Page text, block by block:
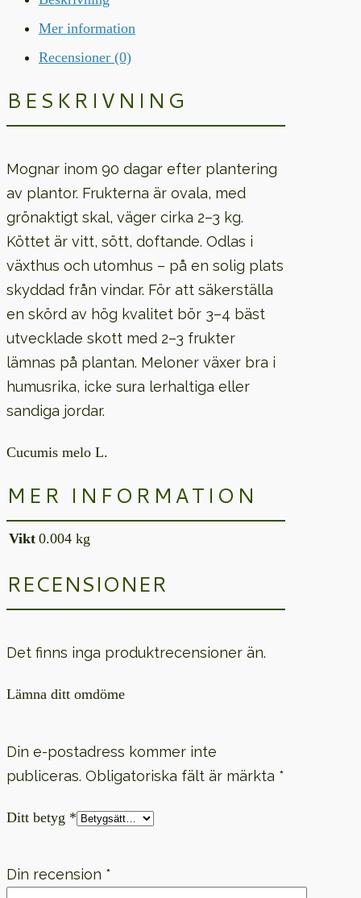
Mer information
Recensioner (0)
BESKRIVNING
Mognar inom 90 dagar efter plantering
av plantor. Frukterna är ovala, med
grönaktigt skal, väger cirka 2–3 kg.
Köttet är vitt, sött, doftande. Odlas i
växthus och utomhus – på en solig plats
skyddad från vindar. För att säkerställa
en skörd av hög kvalitet bör 3–4 bäst
utvecklade skott med 2–3 frukter
lämnas på plantan. Meloner växer bra i
humusrika, icke sura lerhaltiga eller
sandiga jordar.
Cucumis melo L.
MER INFORMATION
Vikt 0.004 kg
RECENSIONER
Det finns inga produktrecensioner än.
Lämna ditt omdöme
Din e-postadress kommer inte
publiceras. Obligatoriska fält är märkta *
Ditt betyg *
Din recension *